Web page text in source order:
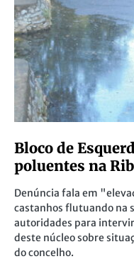
Bloco de
poluentes na
Denúncia fala em
castanhos flutuando na
autoridades para
deste núcleo sobre
do concelho.